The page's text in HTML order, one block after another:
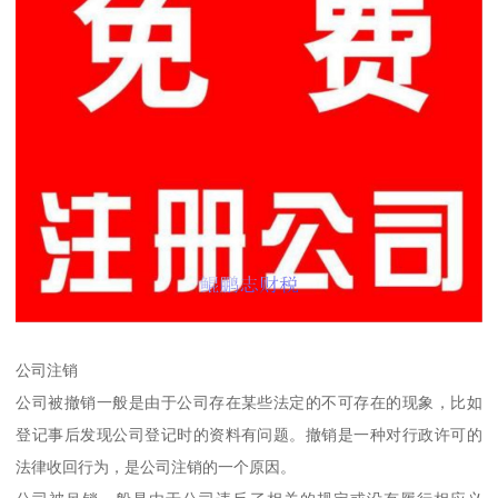
公司注销
公司被撤销一般是由于公司存在某些法定的不可存在的现象，比如
登记事后发现公司登记时的资料有问题。撤销是一种对行政许可的
法律收回行为，是公司注销的一个原因。